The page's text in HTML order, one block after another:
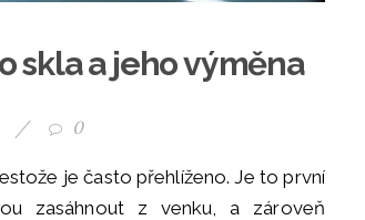
skla a jeho výměna
/ 0
je často přehlíženo. Je to první
zasáhnout z venku, a zároveň